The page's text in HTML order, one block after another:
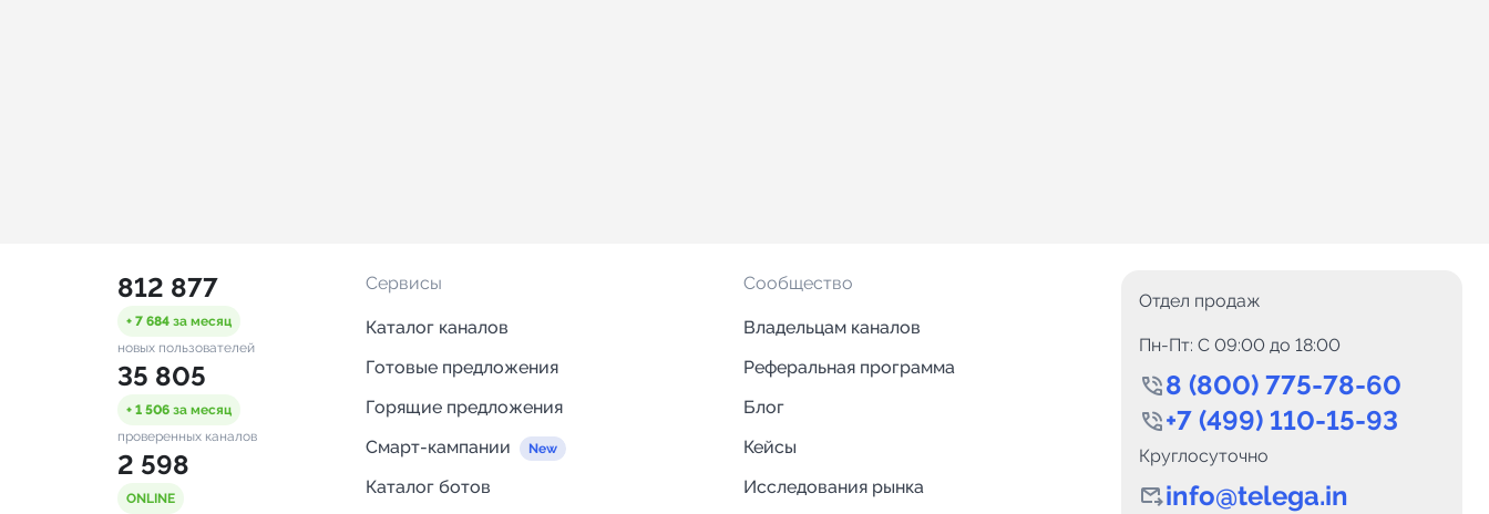
812 877
+ 7 684 за месяц
новых пользователей
35 805
+ 1 506 за месяц
проверенных каналов
2 598
ONLINE
Сервисы
Каталог каналов
Готовые предложения
Горящие предложения
Смарт-кампании
Каталог ботов
Сообщество
Владельцам каналов
Реферальная программа
Блог
Кейсы
Исследования рынка
Отдел продаж
Пн-Пт: C 09:00 до 18:00
8 (800) 775-78-60
+7 (499) 110-15-93
Круглосуточно
info@telega.in